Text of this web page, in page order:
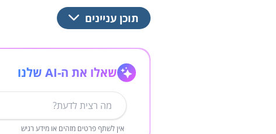
תוכן עניינים
שאלו את ה-AI שלנו
אין לשתף פרטים מזהים או מידע רגיש